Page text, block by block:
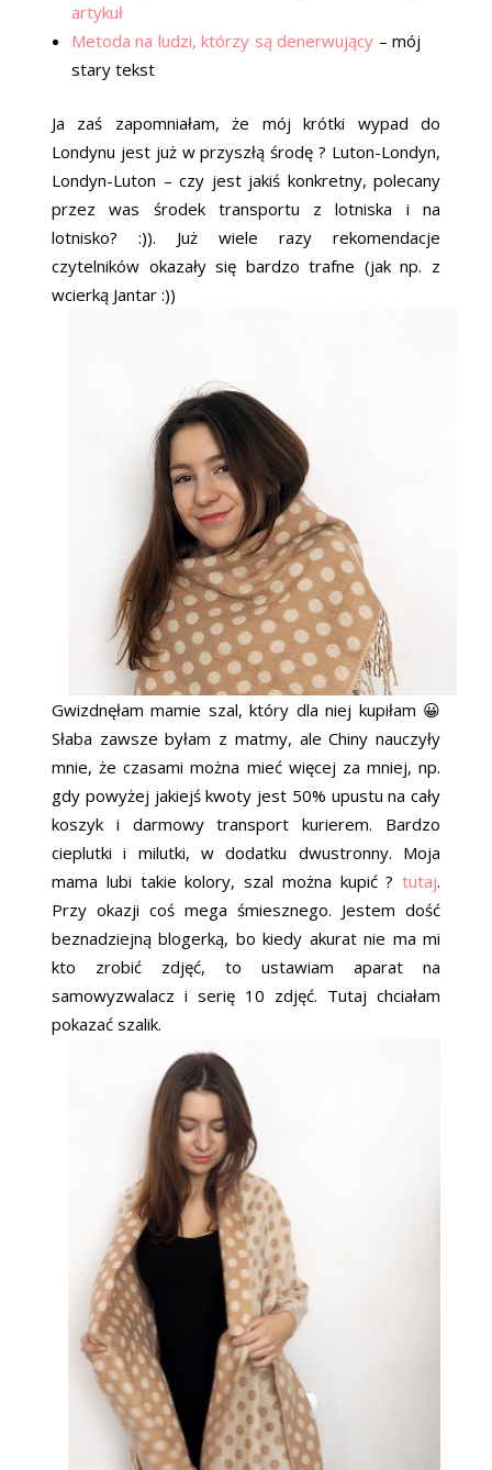
artykuł
Metoda na ludzi, którzy są denerwujący – mój
stary tekst
Ja zaś zapomniałam, że mój krótki wypad do
Londynu jest już w przyszłą środę ? Luton-Londyn,
Londyn-Luton – czy jest jakiś konkretny, polecany
przez was środek transportu z lotniska i na
lotnisko? :)). Już wiele razy rekomendacje
czytelników okazały się bardzo trafne (jak np. z
wcierką Jantar :))
Gwizdnęłam mamie szal, który dla niej kupiłam 😀
Słaba zawsze byłam z matmy, ale Chiny nauczyły
mnie, że czasami można mieć więcej za mniej, np.
gdy powyżej jakiejś kwoty jest 50% upustu na cały
koszyk i darmowy transport kurierem. Bardzo
cieplutki i milutki, w dodatku dwustronny. Moja
mama lubi takie kolory, szal można kupić ? tutaj.
Przy okazji coś mega śmiesznego. Jestem dość
beznadziejną blogerką, bo kiedy akurat nie ma mi
kto zrobić zdjęć, to ustawiam aparat na
samowyzwalacz i serię 10 zdjęć. Tutaj chciałam
pokazać szalik.